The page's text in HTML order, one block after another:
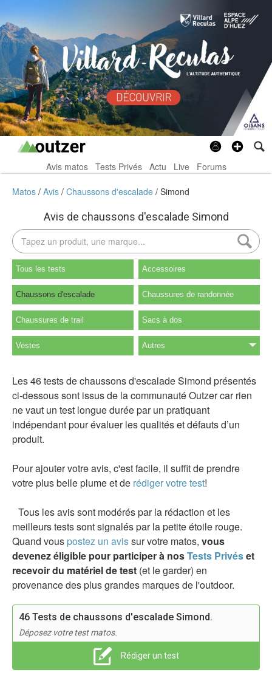
Avis matos Tests Privés Actu Live Forums
Matos Avis Chaussons d'escalade Simond
Avis de chaussons d'escalade Simond
Tous les tests Accessoires
Chaussons d'escalade Chaussures de randonnée
Chaussures de trail Sacs à dos
Vestes Autres
Les 46 tests de chaussons d'escalade Simond présentés
ci-dessous sont issus de la communauté Outzer car rien
ne vaut un test longue durée par un pratiquant
indépendant pour évaluer les qualités et défauts d’un
produit.
Pour ajouter votre avis, c'est facile, il suffit de prendre
votre plus belle plume et de rédiger votre test!
Tous les avis sont modérés par la rédaction et les
meilleurs tests sont signalés par la petite étoile rouge.
Quand vous postez un avissur votre matos, vous
devenez éligible pour participer à nosTests Privéset
recevoir du matériel de test (et le garder) en
provenance des plus grandes marques de l'outdoor.
46 Tests de chaussons d'escalade Simond.
Déposez votre test matos.
Rédiger un test